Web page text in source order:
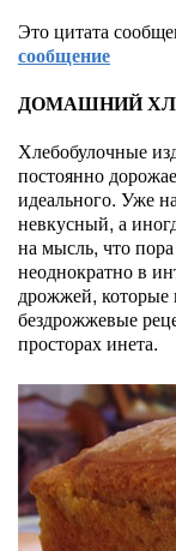
Это цитата
сообщение
ДОМАШНИЙ
Хлебобулочные
постоянно
идеального. Уже
невкусный, а
на мысль, что
неоднократно в
дрожжей, которые
бездрожжевые
просторах инета.